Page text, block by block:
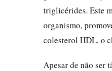
triglicérides. Este
organismo,
colesterol HDL, o
Apesar de não ser